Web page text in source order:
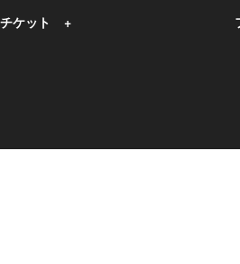
チケット